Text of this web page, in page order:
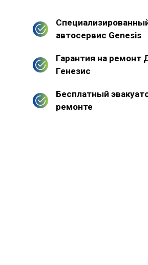
автосервис Genesis
Гарантия на ремонт
Генезис
Бесплатный
ремонте